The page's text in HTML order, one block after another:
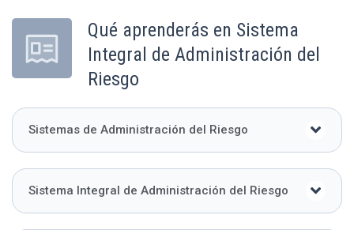
Qué aprenderás en Sistema
Integral de Administración del
Riesgo
Sistemas de Administración del Riesgo
Sistema Integral de Administración del Riesgo